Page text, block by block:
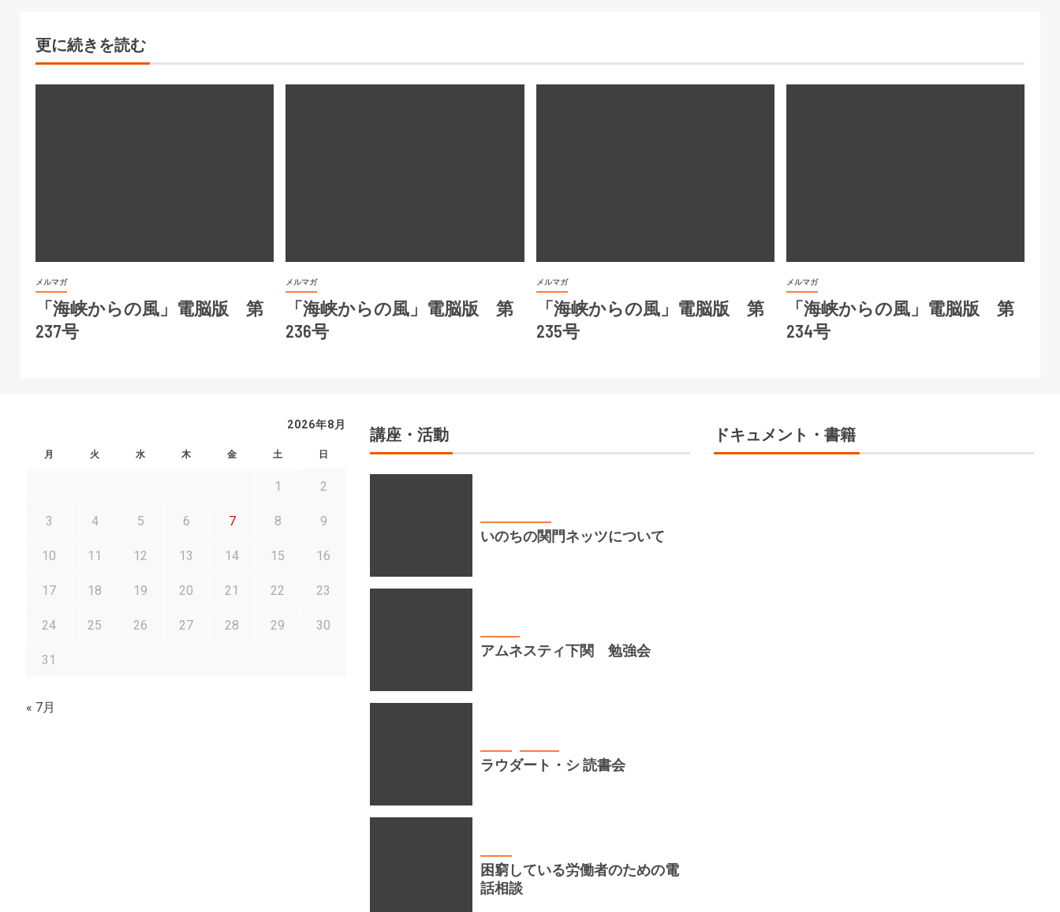
更に続きを読む
メルマガ
「海峡からの風」電脳版 第
237号
メルマガ
「海峡からの風」電脳版 第
236号
メルマガ
「海峡からの風」電脳版 第
235号
メルマガ
「海峡からの風」電脳版 第
234号
2026年8月
月 火 水 木 金 土 日
1 2
3 4 5 6 7 8 9
10 11 12 13 14 15 16
17 18 19 20 21 22 23
24 25 26 27 28 29 30
31
« 7月
講座・活動
いのちの関門ネッツについて
アムネスティ下関 勉強会
ラウダート・シ 読書会
困窮している労働者のための電
話相談
ドキュメント・書籍